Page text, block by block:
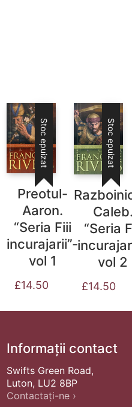
Stoc epuizat
Preotul-
Aaron.
“Seria Fiii
incurajarii”-
vol 1
£14.50
Stoc epuizat
“Seria
vol 2
£14.50
Informații contact
Swifts Green Road,
Luton, LU2 8BP
Contactați-ne ›